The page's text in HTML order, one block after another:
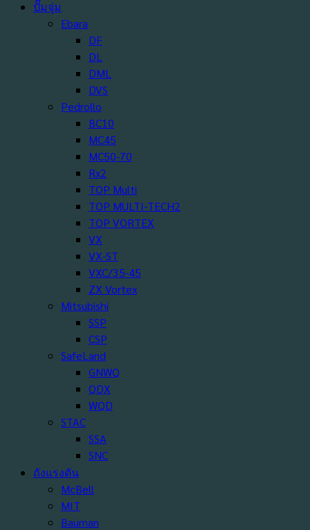
ปั๊มจุ่ม
Ebara
DF
DL
DML
DVS
Pedrollo
BC10
MC45
MC50-70
Rx2
TOP Multi
TOP MULTI-TECH2
TOP VORTEX
VX
VX-ST
VXC/35-45
ZX Vortex
Mitsubishi
SSP
CSP
SafeLand
GNWQ
QDX
WQD
STAC
SSA
SNC
ถังแรงดัน
McBell
MIT
Bauman